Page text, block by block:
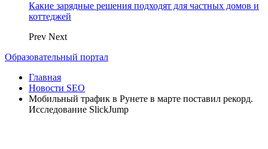
Какие зарядные решения подходят для частных домов и
коттеджей
Prev Next
Образовательный портал
Главная
Новости SEO
Мобильный трафик в Рунете в марте поставил рекорд.
Исследование SlickJump